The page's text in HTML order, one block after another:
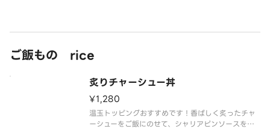
ご飯もの rice
炙りチャーシュー丼
¥1,280
温玉トッピングおすすめです！香ばしく炙ったチャ
ーシューをご飯にのせて、シャリアピンソースをか